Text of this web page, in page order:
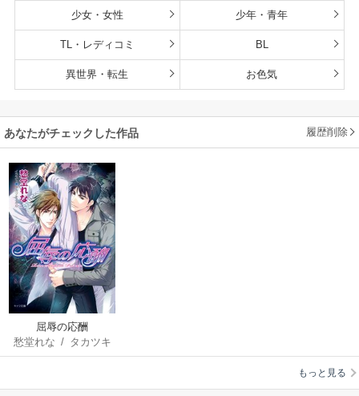
少女・女性 少年・青年
TL・レディコミ BL
異世界・転生 お色気
あなたがチェックした作品 履歴削除
屈辱の応酬
愁堂れな / タカツキ
ノボル
もっと見る